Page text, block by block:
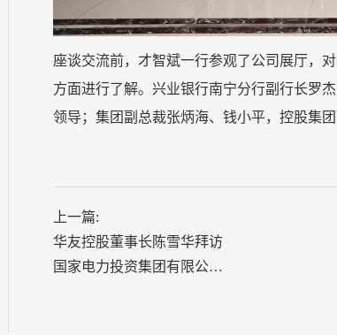
座谈交流前，才智斌一行参观了公司展厅，
方面进行了解。兴业银行南宁分行副行长罗
领导；集团副总裁张炳海、钱小平，控股集
上一篇:
华友控股董事长陈雪华拜访
国家电力投资集团有限公司